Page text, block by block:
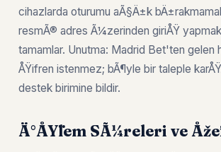
cihazlarda oturumu aÃ§Ä±k
resmÃ® adres Ã¼zerinden giriÅŸ
tamamlar. Unutma: Madrid Bet'ten gelen
ÅŸifren istenmez; bÃ¶yle bir taleple
destek birimine bildir.
Ä°ÅŸlem SÃ¼releri ve